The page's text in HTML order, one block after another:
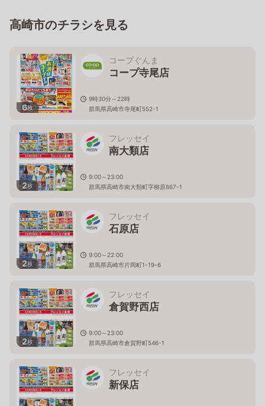
高崎市のチラシを見る
6枚
コープぐんま
コープ寺尾店
9時30分～22時
群馬県高崎市寺尾町552-1
2枚
フレッセイ
南大類店
9:00～23:00
群馬県高崎市南大類町字柳原867-1
2枚
フレッセイ
石原店
9:00～22:00
群馬県高崎市片岡町1-19-6
2枚
フレッセイ
倉賀野西店
9:00～23:00
群馬県高崎市倉賀野町546-1
フレッセイ
新保店